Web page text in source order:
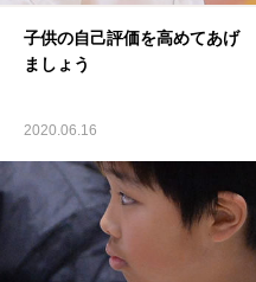
子供の自己評価を高めてあげ
ましょう
2020.06.16